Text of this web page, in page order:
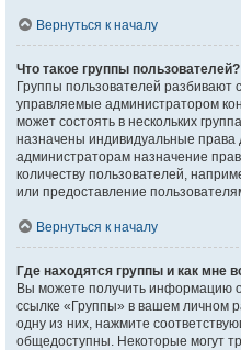
Вернуться к началу
Что такое группы пользователей?
Группы пользователей разбивают
управляемые администратором
может состоять в нескольких
назначены индивидуальные права
администраторам назначение
количеству пользователей,
или предоставление
Вернуться к началу
Где находятся группы и как мне
Вы можете получить информацию
ссылке «Группы» в вашем личном
одну из них, нажмите
общедоступны. Некоторые могут